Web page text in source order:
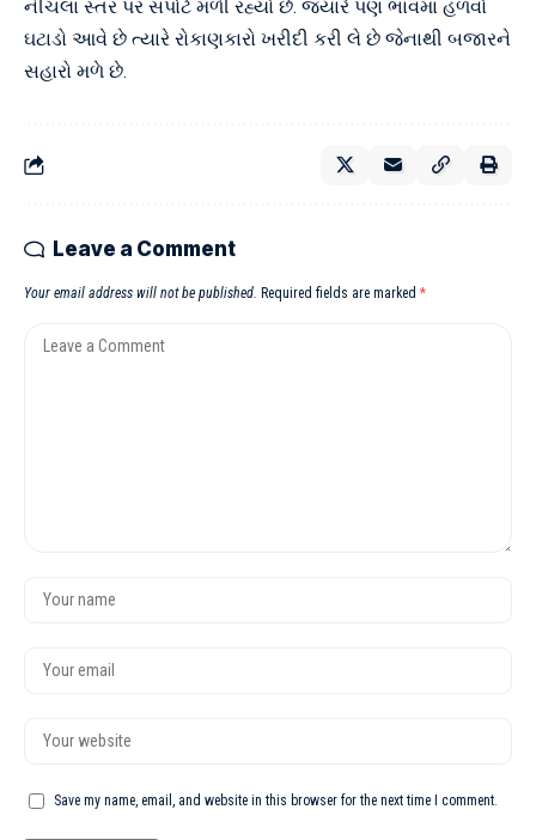
નીચલા સ્તર પર સપોર્ટ મળી રહ્યો છે. જ્યારે પણ ભાવમાં હળવો
ઘટાડો આવે છે ત્યારે રોકાણકારો ખરીદી કરી લે છે જેનાથી બજારને
સહારો મળે છે.
Leave a Comment
Your email address will not be published. Required fields are marked *
Save my name, email, and website in this browser for the next time I comment.